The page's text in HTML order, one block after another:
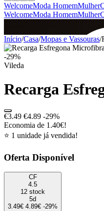
WelcomeModa HomemMulher
WelcomeModa HomemMulher
SINCE 2005
Início/Casa/Mopas e Vassouras/
-29%
Vileda
Recarga
€3.49 €4.89 -29%
Economia de 1.40€!
⭐ 1 unidade já vendida!
Oferta Disponível
CF
4.5
12 stock
5d
3.49€ 4.89€ -29%